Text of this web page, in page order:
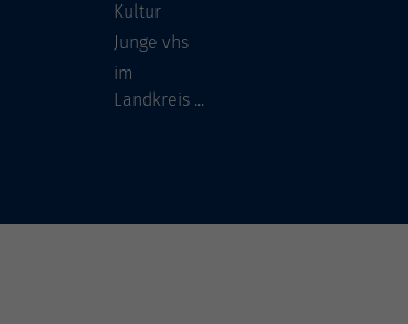
Kultur
Junge vhs
im
Landkreis ...